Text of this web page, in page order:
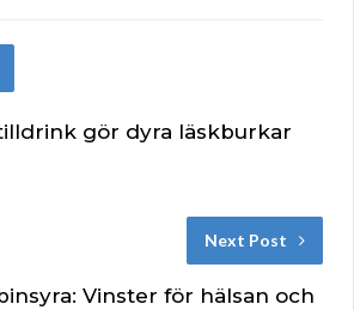
gör dyra läskburkar
Next Post
Vinster för hälsan och